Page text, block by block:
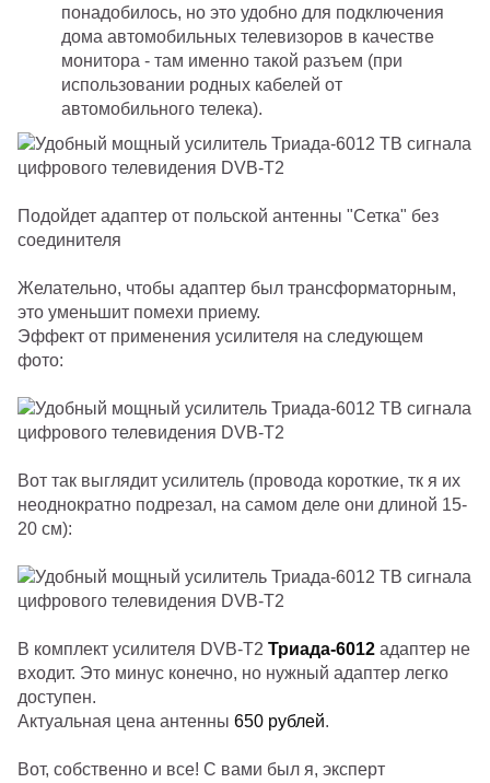
понадобилось, но это удобно для подключения
дома автомобильных телевизоров в качестве
монитора - там именно такой разъем (при
использовании родных кабелей от
автомобильного телека).
Подойдет адаптер от польской антенны "Сетка" без
соединителя
Желательно, чтобы адаптер был трансформаторным,
это уменьшит помехи приему.
Эффект от применения усилителя на следующем
фото:
Вот так выглядит усилитель (провода короткие, тк я их
неоднократно подрезал, на самом деле они длиной 15-
20 см):
В комплект усилителя DVB-T2 Триада-6012 адаптер не
входит. Это минус конечно, но нужный адаптер легко
доступен.
Актуальная цена антенны 650 рублей.
Вот, собственно и все! С вами был я, эксперт